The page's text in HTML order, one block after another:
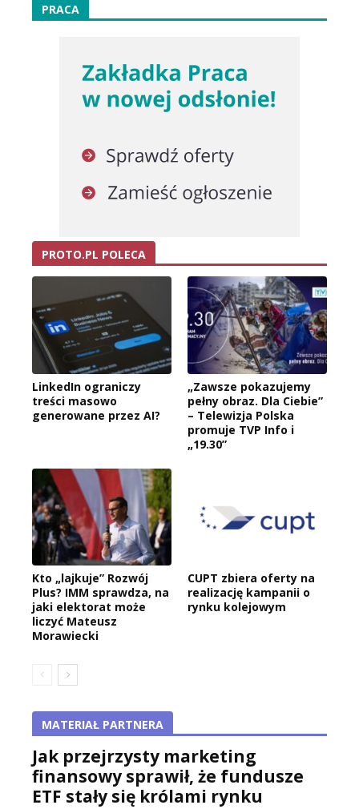
PRACA
PROTO.PL POLECA
LinkedIn ograniczy
treści masowo
generowane przez AI?
„Zawsze pokazujemy
pełny obraz. Dla Ciebie”
– Telewizja Polska
promuje TVP Info i
„19.30”
Kto „lajkuje” Rozwój
Plus? IMM sprawdza, na
jaki elektorat może
liczyć Mateusz
Morawiecki
CUPT zbiera oferty na
realizację kampanii o
rynku kolejowym
MATERIAŁ PARTNERA
Jak przejrzysty marketing
finansowy sprawił, że fundusze
ETF stały się królami rynku